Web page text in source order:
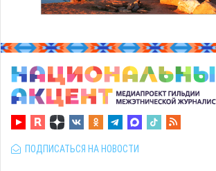
ПОДПИСАТЬСЯ НА НОВОСТИ